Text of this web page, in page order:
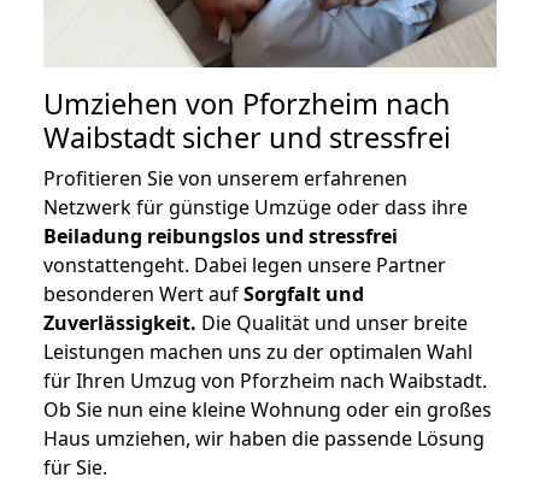
Umziehen von Pforzheim nach
Waibstadt sicher und stressfrei
Profitieren Sie von unserem erfahrenen
Netzwerk für günstige Umzüge oder dass ihre
Beiladung reibungslos und stressfrei
vonstattengeht. Dabei legen unsere Partner
besonderen Wert aufSorgfalt und
Zuverlässigkeit. Die Qualität und unser breite
Leistungen machen uns zu der optimalen Wahl
für Ihren Umzug von Pforzheim nach Waibstadt.
Ob Sie nun eine kleine Wohnung oder ein großes
Haus umziehen, wir haben die passende Lösung
für Sie.